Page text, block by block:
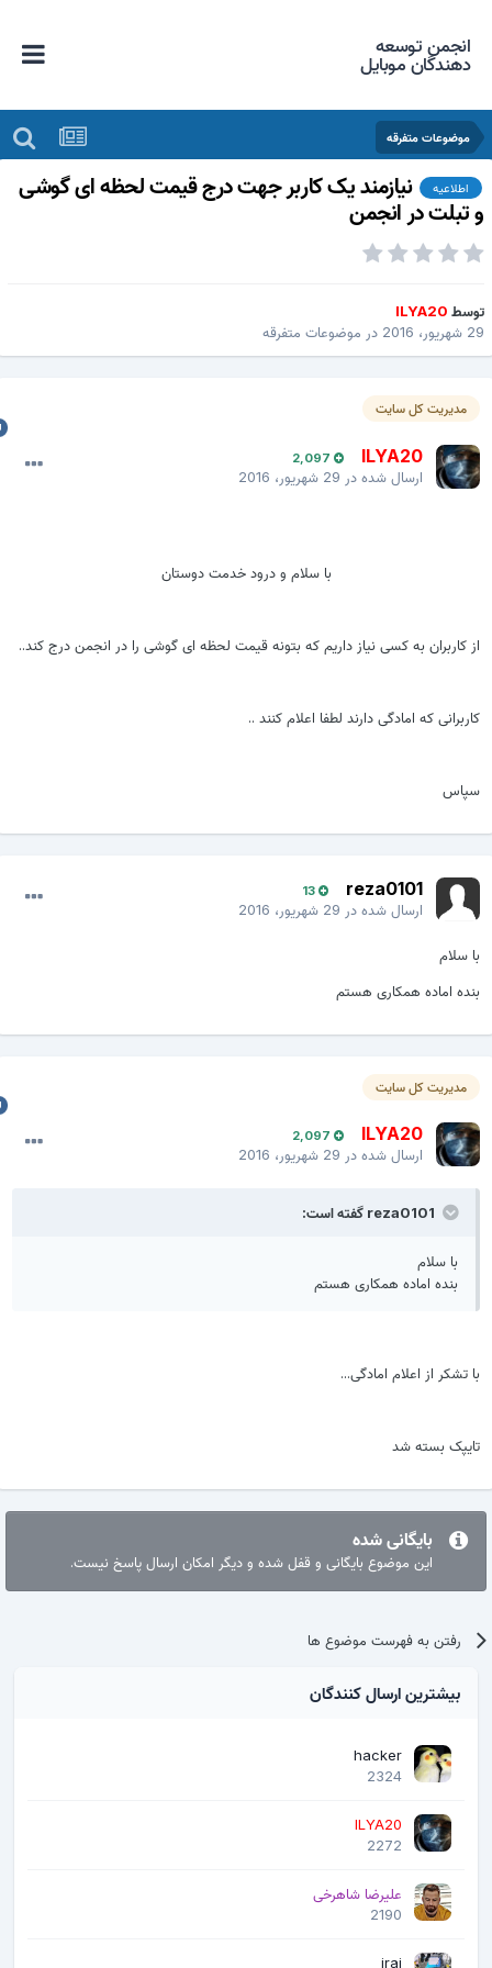
انجمن توسعه
دهندگان موبایل
موضوعات متفرقه
اطلاعیه
نیازمند یک کاربر جهت درج قیمت لحظه ای گوشی
تبلت در انجمن
ILYA20
2016
درموضوعات متفرقه
مدیریت کل سایت
ILYA20
ارسال شده در29 شهریور، 2016
با سلام و درود خدمت دوستان
کاربران به کسی نیاز داریم که بتونه قیمت لحظه ای گوشی را در انجمن درج کند..
که امادگی دارند لطفا اعلام کنند ..
reza0101
ارسال شده در29 شهریور، 2016
سلام
اماده همکاری هستم
مدیریت کل سایت
ILYA20
ارسال شده در29 شهریور، 2016
reza0101 گفته است:
با سلام
بنده اماده همکاری هستم
تشکر از اعلام امادگی...
بسته شد
بایگانی شده
این موضوع بایگانی و قفل شده و دیگر امکان ارسال پاسخ نیست.
رفتن به فهرست موضوع ها
بیشترین ارسال کنندگان
hacker
2324
ILYA20
2272
علیرضا شاهرخی
2190
iraj